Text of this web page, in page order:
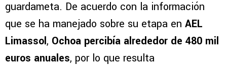
guardameta. De acuerdo con la información
que se ha manejado sobre su etapa en AEL
Limassol, Ochoa percibía alrededor de 480 mil
euros anuales, por lo que resulta